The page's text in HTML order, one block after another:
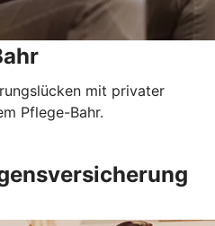
mit privater
Pflege-Bahr.